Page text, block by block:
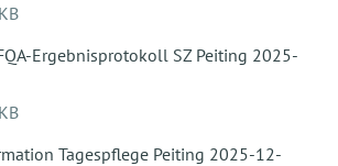
Ergebnisprotokoll SZ Peiting 2025-
Tagespflege Peiting 2025-12-